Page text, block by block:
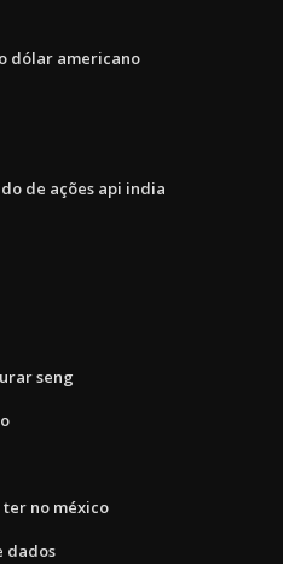
dólar americano
de ações api india
seng
ter no méxico
dados